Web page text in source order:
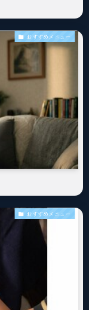
おすすめメニュー
おすすめメニュー